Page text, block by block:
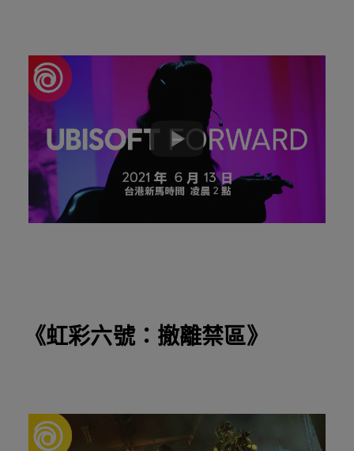
《虹彩六號：撤離禁區》